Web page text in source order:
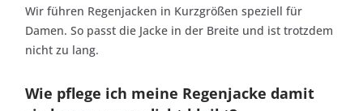
Wir führen Regenjacken in Kurzgrößen speziell für
Damen. So passt die Jacke in der Breite und ist trotzdem
nicht zu lang.
Wie pflege ich meine Regenjacke damit